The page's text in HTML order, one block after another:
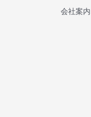
会社案内